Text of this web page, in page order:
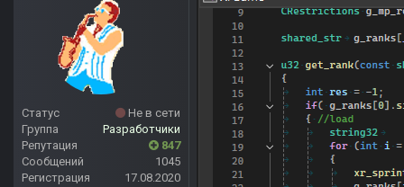
Статус
Не в сети
Группа
Разработчики
Репутация
847
Сообщений
1045
Регистрация
17.08.2020